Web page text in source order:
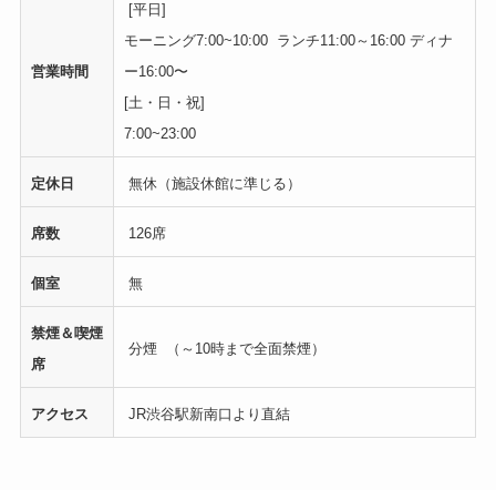
営業時間
[平日]
モーニング7:00~10:00 ランチ11:00～16:00 ディナ
ー16:00〜
[土・日・祝]
7:00~23:00
定休日 無休（施設休館に準じる）
席数 126席
個室 無
禁煙＆喫煙
席
分煙 （～10時まで全面禁煙）
アクセス JR渋谷駅新南口より直結